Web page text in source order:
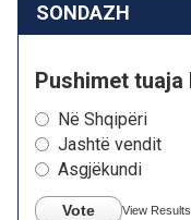
SONDAZH
Pushimet tuaja
Në Shqipëri
Jashtë vendit
Asgjëkundi
Vote View Results